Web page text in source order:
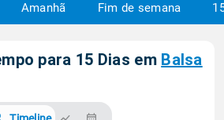
Amanhã Fim de semana
para 15 Dias em Balsa